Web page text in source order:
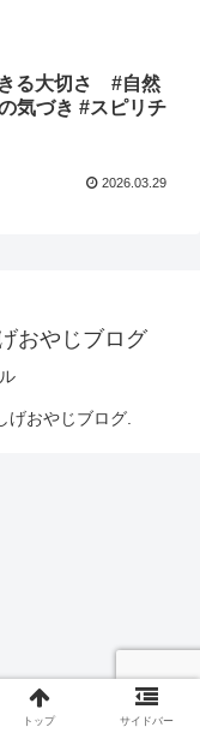
る大切さ #自然
気づき #スピリチ
2026.03.29
おやじブログ
おやじブログ.
トップ サイドバー